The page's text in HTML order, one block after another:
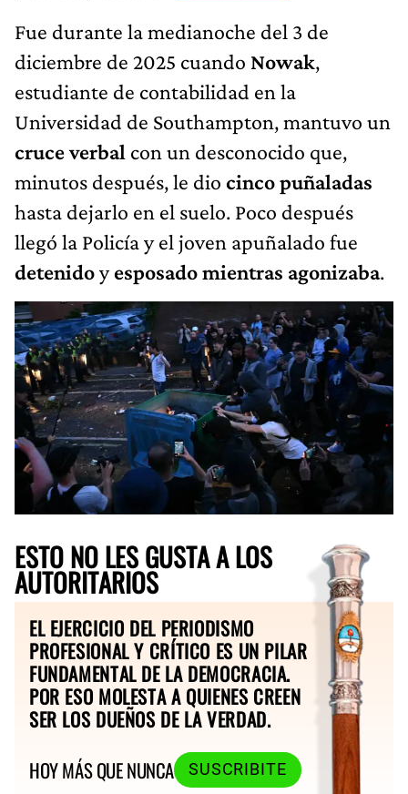
Fue durante la medianoche del 3 de
diciembre de 2025 cuando Nowak,
estudiante de contabilidad en la
Universidad de Southampton, mantuvo un
cruce verbal con un desconocido que,
minutos después, le dio cinco puñaladas
hasta dejarlo en el suelo. Poco después
llegó la Policía y el joven apuñalado fue
detenidoyesposado mientras agonizaba.
ESTO NO LES GUSTA A LOS
AUTORITARIOS
EL EJERCICIO DEL PERIODISMO
PROFESIONAL Y CRÍTICO ES UN PILAR
FUNDAMENTAL DE LA DEMOCRACIA.
POR ESO MOLESTA A QUIENES CREEN
SER LOS DUEÑOS DE LA VERDAD.
HOY MÁS QUE NUNCA
SUSCRIBITE